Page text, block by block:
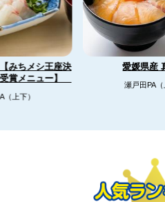
みちメシ王座決
賞メニュー】
（上下）
愛媛県産
瀬戸田PA（